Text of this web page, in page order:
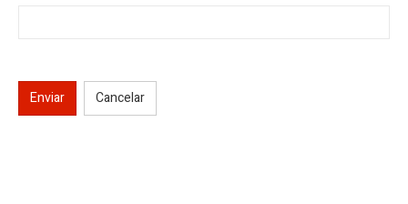
Enviar Cancelar